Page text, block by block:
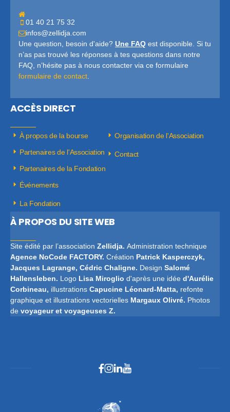
01 40 21 75 32
infos@zellidja.com
Une question, besoin d'aide? Une FAQ est disponible. Si tu
n’as pas trouvé les réponses à tes questions dans notre
FAQ, n’hésite pas à nous contacter via ce formulaire
formulaire de contact.
ACCÈS DIRECT
À propos de la bourse
Partenaires de l'Association
Partenaires de la Fondation
Événements
La Fondation
Organisation de l'Association
Contact
À PROPOS DU SITE WEB
Site édité par l’association Zellidja. Administration technique
Agence NoCode FACTORY. Création Patrick Kasperczyk,
Jacques Lagrange, Cédric Chaligne. Design Salomé
Hallensleben. Logo Lisa Miroglio d'après une idée d'Aurélie
Corbineau, illustrations Capucine Léonard-Matta, refonte
graphique et illustrations vectorielles Margaux Olivré. Photos
de voyageur et voyageuses Z.